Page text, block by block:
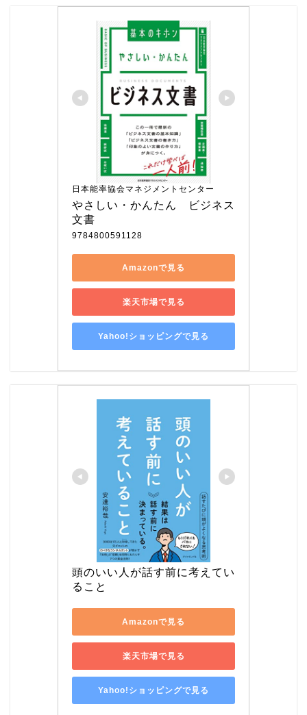
日本能率協会マネジメントセンター
やさしい・かんたん　ビジネス
文書
9784800591128
Amazonで見る
楽天市場で見る
Yahoo!ショッピングで見る
頭のいい人が話す前に考えてい
ること
Amazonで見る
楽天市場で見る
Yahoo!ショッピングで見る